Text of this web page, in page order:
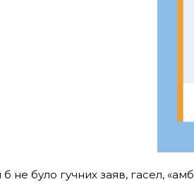
б не було гучних заяв, гасел,